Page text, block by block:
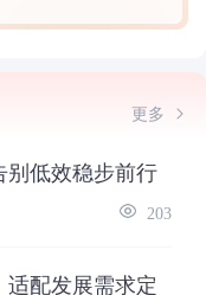
更多
别低效稳步前行
203
适配发展需求定